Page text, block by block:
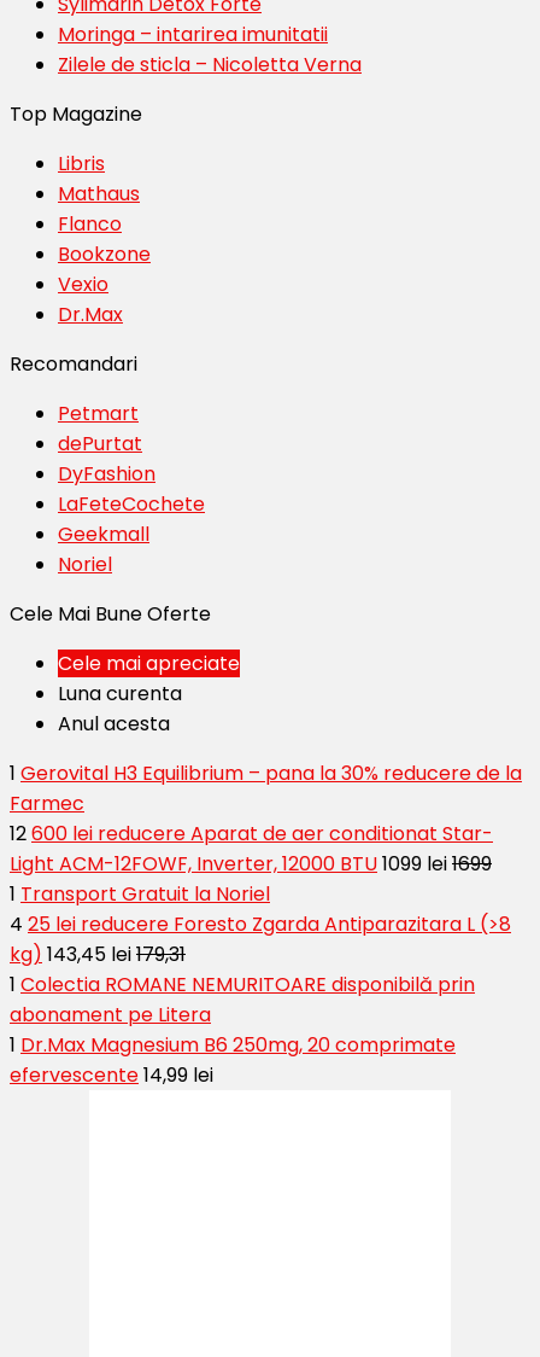
Moringa – intarirea imunitatii
Zilele de sticla – Nicoletta Verna
Top Magazine
Libris
Mathaus
Flanco
Bookzone
Vexio
Dr.Max
Recomandari
Petmart
dePurtat
DyFashion
LaFeteCochete
Geekmall
Noriel
Cele Mai Bune Oferte
Cele mai apreciate
Luna curenta
Anul acesta
1 Gerovital H3 Equilibrium – pana la 30% reducere de la
Farmec
12600 lei reducere Aparat de aer conditionat Star-
Light ACM-12FOWF, Inverter, 12000 BTU1099 lei1699
1 Transport Gratuit la Noriel
4 25 lei reducere Foresto Zgarda Antiparazitara L (>8
kg) 143,45 lei179,31
1 Colectia ROMANE NEMURITOARE disponibilă prin
abonament pe Litera
1 Dr.Max Magnesium B6 250mg, 20 comprimate
efervescente14,99 lei